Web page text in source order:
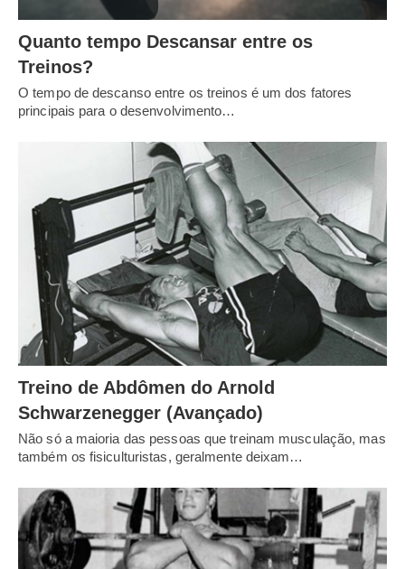
Quanto tempo Descansar entre os
Treinos?
O tempo de descanso entre os treinos é um dos fatores
principais para o desenvolvimento…
Treino de Abdômen do Arnold
Schwarzenegger (Avançado)
Não só a maioria das pessoas que treinam musculação, mas
também os fisiculturistas, geralmente deixam…